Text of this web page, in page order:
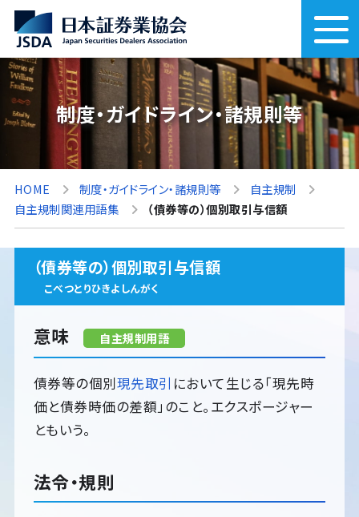
制度・ガイドライン・諸規則等
HOME 制度・ガイドライン・諸規則等
自主規制
自主規制関連用語集
（債券等の）個別取引与信額
（債券等の）個別取引与信額
こべつとりひきよしんがく
意味 自主規制用語
債券等の個別現先取引 において生じる「現先時
価と債券時価の差額」のこと。エクスポージャー
ともいう。
法令・規則